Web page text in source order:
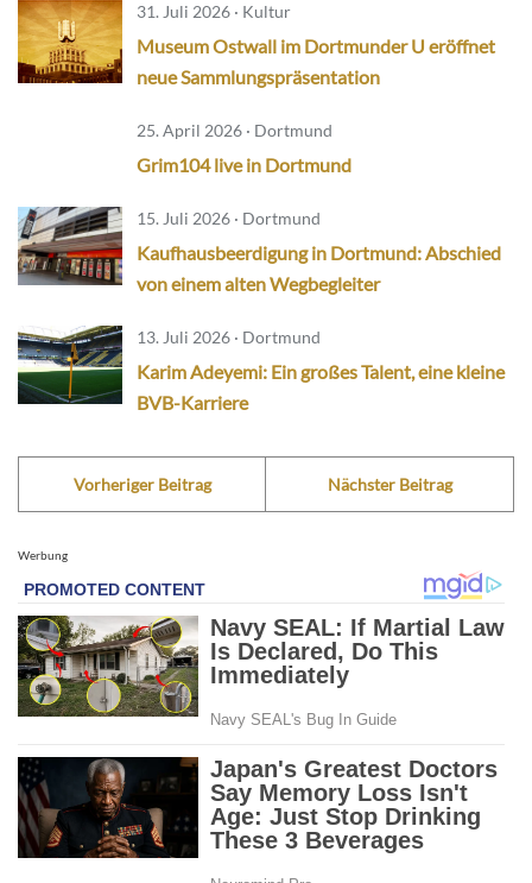
31. Juli 2026 · Kultur
Museum Ostwall im Dortmunder U eröffnet
neue Sammlungspräsentation
25. April 2026 · Dortmund
Grim104 live in Dortmund
15. Juli 2026 · Dortmund
Kaufhausbeerdigung in Dortmund: Abschied
von einem alten Wegbegleiter
13. Juli 2026 · Dortmund
Karim Adeyemi: Ein großes Talent, eine kleine
BVB-Karriere
Vorheriger Beitrag Nächster Beitrag
Werbung